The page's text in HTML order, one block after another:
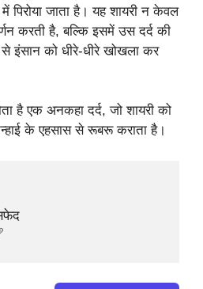
पिरोया जाता है। यह शायरी न केवल
करती है, बल्कि इसमें उस दर्द की
इंसान को धीरे-धीरे खोखला कर
है एक अनकहा दर्द, जो शायरी को
के एहसास से रूबरू कराता है।